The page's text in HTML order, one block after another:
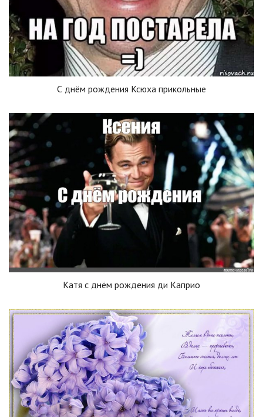
С днём рождения Ксюха прикольные
Катя с днём рождения ди Каприо